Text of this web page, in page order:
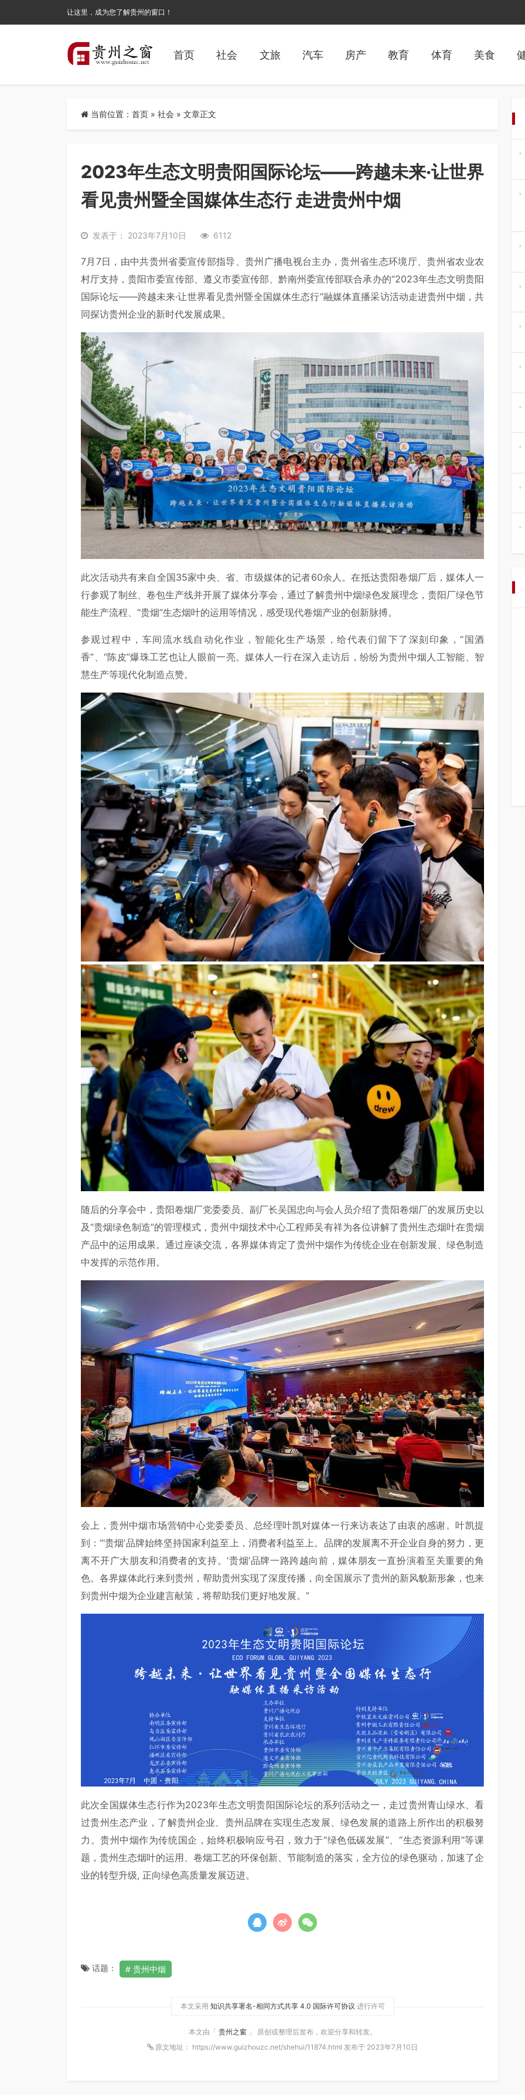
让这里，成为您了解贵州的窗口！
首页 社会 文旅 汽车 房产 教育 体育 美食
当前位置： 首页 » 社会 » 文章正文
2023年生态文明贵阳国际论坛——跨越未来·让世界
看见贵州暨全国媒体生态行 走进贵州中烟
发表于： 2023年7月10日 6112
7月7日，由中共贵州省委宣传部指导、贵州广播电视台主办，贵州省生态环境厅、贵州省农业农
村厅支持，贵阳市委宣传部、遵义市委宣传部、黔南州委宣传部联合承办的“2023年生态文明贵阳
国际论坛——跨越未来·让世界看见贵州暨全国媒体生态行”融媒体直播采访活动走进贵州中烟，共
同探访贵州企业的新时代发展成果。
此次活动共有来自全国35家中央、省、市级媒体的记者60余人。在抵达贵阳卷烟厂后，媒体人一
行参观了制丝、卷包生产线并开展了媒体分享会，通过了解贵州中烟绿色发展理念，贵阳厂绿色节
能生产流程、“贵烟”生态烟叶的运用等情况，感受现代卷烟产业的创新脉搏。
参观过程中，车间流水线自动化作业，智能化生产场景，给代表们留下了深刻印象，“国酒
香”、“陈皮”爆珠工艺也让人眼前一亮。媒体人一行在深入走访后，纷纷为贵州中烟人工智能、智
慧生产等现代化制造点赞。
随后的分享会中，贵阳卷烟厂党委委员、副厂长吴国忠向与会人员介绍了贵阳卷烟厂的发展历史以
及“贵烟绿色制造”的管理模式，贵州中烟技术中心工程师吴有祥为各位讲解了贵州生态烟叶在贵烟
产品中的运用成果。通过座谈交流，各界媒体肯定了贵州中烟作为传统企业在创新发展、绿色制造
中发挥的示范作用。
会上，贵州中烟市场营销中心党委委员、总经理叶凯对媒体一行来访表达了由衷的感谢。叶凯提
到：“‘贵烟’品牌始终坚持国家利益至上，消费者利益至上。品牌的发展离不开企业自身的努力，更
离不开广大朋友和消费者的支持。‘贵烟’品牌一路跨越向前，媒体朋友一直扮演着至关重要的角
色。各界媒体此行来到贵州，帮助贵州实现了深度传播，向全国展示了贵州的新风貌新形象，也来
到贵州中烟为企业建言献策，将帮助我们更好地发展。”
此次全国媒体生态行作为2023年生态文明贵阳国际论坛的系列活动之一，走过贵州青山绿水、看
过贵州生态产业，了解贵州企业、贵州品牌在实现生态发展、绿色发展的道路上所作出的积极努
力。贵州中烟作为传统国企，始终积极响应号召，致力于“绿色低碳发展”、“生态资源利用”等课
题，贵州生态烟叶的运用、卷烟工艺的环保创新、节能制造的落实，全方位的绿色驱动，加速了企
业的转型升级, 正向绿色高质量发展迈进。
话题： 贵州中烟
本文采用 知识共享署名-相同方式共享 4.0 国际许可协议 进行许可
本文由「 贵州之窗 」 原创或整理后发布，欢迎分享和转发。
原文地址： https://www.guizhouzc.net/shehui/11874.html 发布于 2023年7月10日